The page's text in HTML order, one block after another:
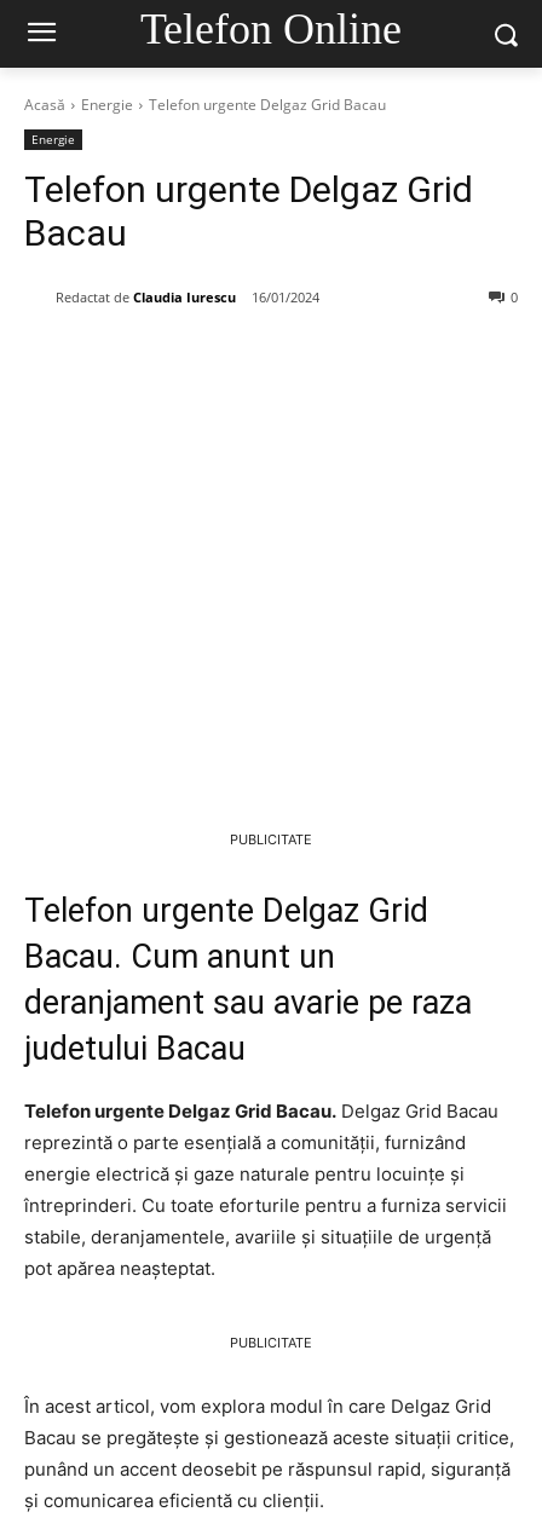
Telefon Online
Acasă Energie Telefon urgente Delgaz Grid Bacau
Energie
Telefon urgente Delgaz Grid
Bacau
Redactat de Claudia Iurescu 16/01/2024 0
PUBLICITATE
Telefon urgente Delgaz Grid
Bacau. Cum anunt un
deranjament sau avarie pe raza
judetului Bacau
Telefon urgente Delgaz Grid Bacau. Delgaz Grid Bacau
reprezintă o parte esențială a comunității, furnizând
energie electrică și gaze naturale pentru locuințe și
întreprinderi. Cu toate eforturile pentru a furniza servicii
stabile, deranjamentele, avariile și situațiile de urgență
pot apărea neașteptat.
PUBLICITATE
În acest articol, vom explora modul în care Delgaz Grid
Bacau se pregătește și gestionează aceste situații critice,
punând un accent deosebit pe răspunsul rapid, siguranță
și comunicarea eficientă cu clienții.